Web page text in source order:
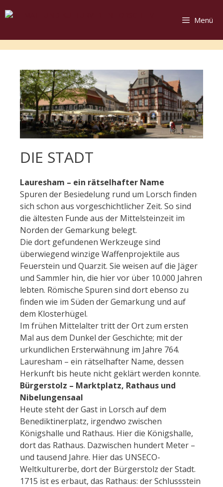
Menü
DIE STADT
Lauresham – ein rätselhafter Name
Spuren der Besiedelung rund um Lorsch finden
sich schon aus vorgeschichtlicher Zeit. So sind
die ältesten Funde aus der Mittelsteinzeit im
Norden der Gemarkung belegt.
Die dort gefundenen Werkzeuge sind
überwiegend winzige Waffenprojektile aus
Feuerstein und Quarzit. Sie weisen auf die Jäger
und Sammler hin, die hier vor über 10.000 Jahren
lebten. Römische Spuren sind dort ebenso zu
finden wie im Süden der Gemarkung und auf
dem Klosterhügel.
Im frühen Mittelalter tritt der Ort zum ersten
Mal aus dem Dunkel der Geschichte; mit der
urkundlichen Ersterwähnung im Jahre 764.
Lauresham – ein rätselhafter Name, dessen
Herkunft bis heute nicht geklärt werden konnte.
Bürgerstolz – Marktplatz, Rathaus und
Nibelungensaal
Heute steht der Gast in Lorsch auf dem
Benediktinerplatz, irgendwo zwischen
Königshalle und Rathaus. Hier die Königshalle,
dort das Rathaus. Dazwischen hundert Meter –
und tausend Jahre. Hier das UNSECO-
Weltkulturerbe, dort der Bürgerstolz der Stadt.
1715 ist es erbaut, das Rathaus: der Schlussstein